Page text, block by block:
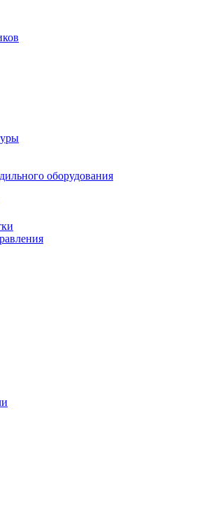
оборудования